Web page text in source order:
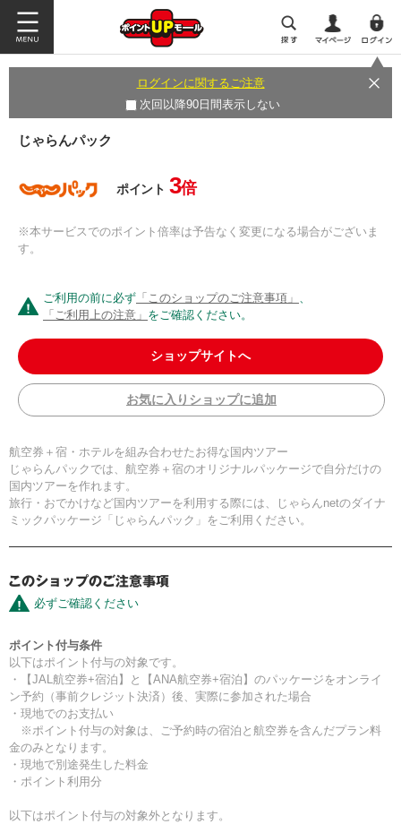
ログインに関するご注意
次回以降90日間表示しない
じゃらんパック
ポイント 3倍
※本サービスでのポイント倍率は予告なく変更になる場合がございま
す。
ご利用の前に必ず 「このショップのご注意事項」 、
「ご利用上の注意」 をご確認ください。
ショップサイトへ
お気に入りショップに追加
航空券＋宿・ホテルを組み合わせたお得な国内ツアー
じゃらんパックでは、航空券＋宿のオリジナルパッケージで自分だけの
国内ツアーを作れます。
旅行・おでかけなど国内ツアーを利用する際には、じゃらんnetのダイナ
ミックパッケージ「じゃらんパック」をご利用ください。
必ずご確認ください
ポイント付与条件
以下はポイント付与の対象です。
・【JAL航空券+宿泊】と【ANA航空券+宿泊】のパッケージをオンライ
ン予約（事前クレジット決済）後、実際に参加された場合
・現地でのお支払い
※ポイント付与の対象は、ご予約時の宿泊と航空券を含んだプラン料
金のみとなります。
・現地で別途発生した料金
・ポイント利用分
以下はポイント付与の対象外となります。